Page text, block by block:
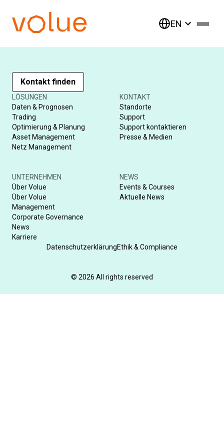
EN
Wie können wir helfen?
Kontakt finden
LÖSUNGEN
Daten & Prognosen
Trading
Optimierung & Planung
Asset Management
Netz Management
KONTAKT
Standorte
Support
Support kontaktieren
Presse & Medien
UNTERNEHMEN
Über Volue
Über Volue
Management
Corporate Governance
News
Karriere
NEWS
Events & Courses
Aktuelle News
DatenschutzerklärungEthik & Compliance
© 2026 All rights reserved